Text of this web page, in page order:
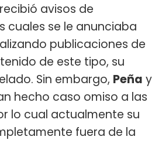
recibió avisos de
cuales se le anunciaba
publicaciones de
de este tipo, su
Sin embargo, Peña y
hecho caso omiso a las
lo cual actualmente su
fuera de la